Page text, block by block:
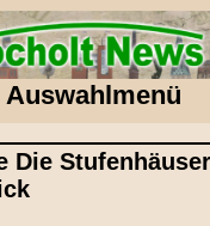
Auswahlmenü
Die